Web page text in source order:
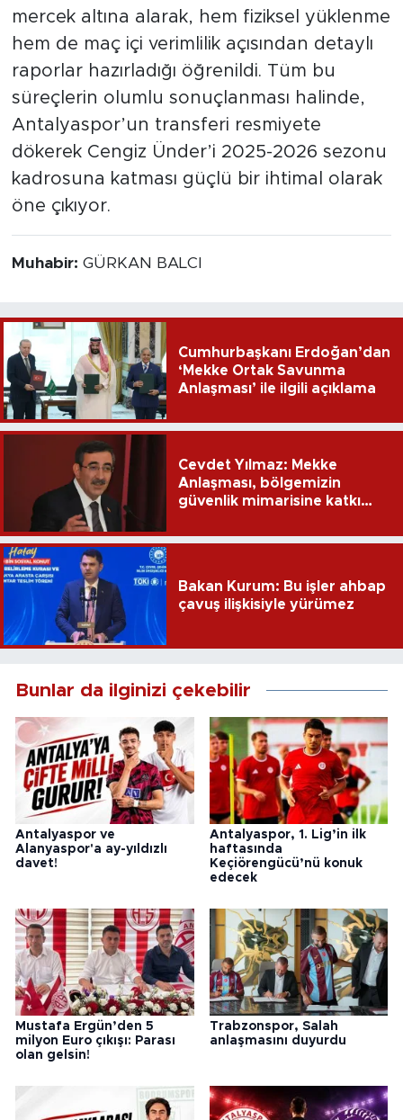
mercek altına alarak, hem fiziksel yüklenme
hem de maç içi verimlilik açısından detaylı
raporlar hazırladığı öğrenildi. Tüm bu
süreçlerin olumlu sonuçlanması halinde,
Antalyaspor’un transferi resmiyete
dökerek Cengiz Ünder’i 2025-2026 sezonu
kadrosuna katması güçlü bir ihtimal olarak
öne çıkıyor.
Muhabir: GÜRKAN BALCI
Cumhurbaşkanı Erdoğan’dan
‘Mekke Ortak Savunma
Anlaşması’ ile ilgili açıklama
Cevdet Yılmaz: Mekke
Anlaşması, bölgemizin
güvenlik mimarisine katkı
Bakan Kurum: Bu işler ahbap
çavuş ilişkisiyle yürümez
Bunlar da ilginizi çekebilir
Antalyaspor ve
Alanyaspor'a ay-yıldızlı
davet!
Antalyaspor, 1. Lig’in ilk
haftasında
Keçiörengücü’nü konuk
edecek
Mustafa Ergün’den 5
milyon Euro çıkışı: Parası
olan gelsin!
Trabzonspor, Salah
anlaşmasını duyurdu